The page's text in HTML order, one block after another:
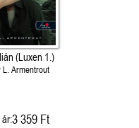
(Luxen 1.)
L. Armentrout
3 359 Ft